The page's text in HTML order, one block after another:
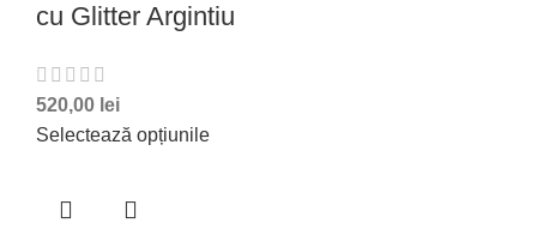
cu Glitter Argintiu
520,00 lei
Selectează opțiunile